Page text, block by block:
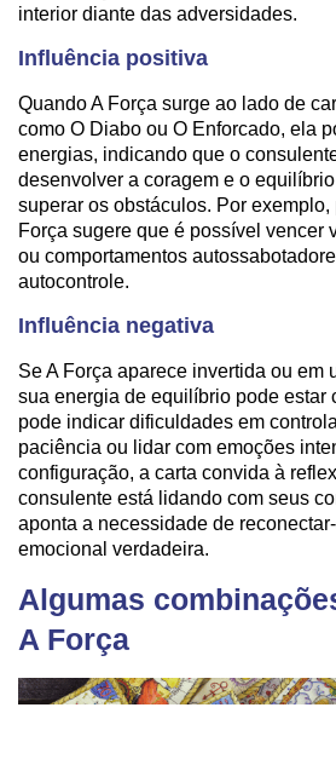
interior diante das adversidades.
Influência positiva
Quando A Força surge ao lado de
como O Diabo ou O Enforcado, ela
energias, indicando que o
desenvolver a coragem e o
superar os obstáculos. Por exemplo,
Força sugere que é possível vencer
ou comportamentos
autocontrole.
Influência negativa
Se A Força aparece invertida ou em
sua energia de equilíbrio pode estar
pode indicar dificuldades em
paciência ou lidar com emoções
configuração, a carta convida à
consulente está lidando com seus
aponta a necessidade de
emocional verdadeira.
Algumas
A Força